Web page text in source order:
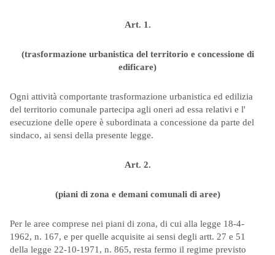
Art. 1.
(trasformazione urbanistica del territorio e concessione di
edificare)
Ogni attività comportante trasformazione urbanistica ed edilizia
del territorio comunale partecipa agli oneri ad essa relativi e l'
esecuzione delle opere è subordinata a concessione da parte del
sindaco, ai sensi della presente legge.
Art. 2.
(piani di zona e demani comunali di aree)
Per le aree comprese nei piani di zona, di cui alla legge 18-4-
1962, n. 167, e per quelle acquisite ai sensi degli artt. 27 e 51
della legge 22-10-1971, n. 865, resta fermo il regime previsto